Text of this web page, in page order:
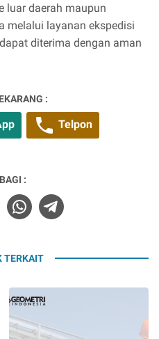
luar daerah maupun
melalui layanan ekspedisi
diterima dengan aman
:
Telpon
:
TERKAIT